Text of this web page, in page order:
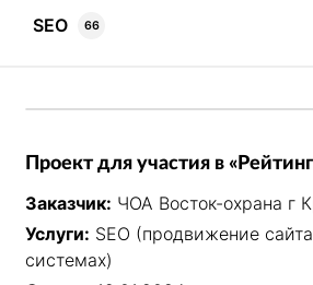
SEO 66
Проект для участия в
Заказчик: ЧОА Восток-охрана г
Услуги: SEO (продвижение
системах)